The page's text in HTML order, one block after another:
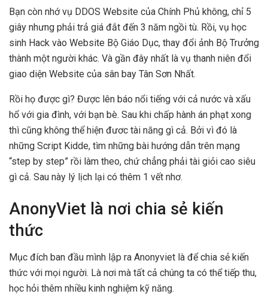
Bạn còn nhớ vụ DDOS Website của Chính Phủ không, chỉ 5
giây nhưng phải trả giá đắt đến 3 năm ngồi tù. Rồi, vụ học
sinh Hack vào Website Bộ Giáo Dục, thay đổi ảnh Bộ Trưởng
thành một người khác. Và gần đây nhất là vụ thanh niên đổi
giao diện Website của sân bay Tân Sơn Nhất.
Rồi họ được gì? Được lên báo nổi tiếng với cả nước và xấu
hổ với gia đình, với bạn bè. Sau khi chấp hành án phạt xong
thì cũng không thể hiện đươc tài năng gì cả. Bởi vì đó là
những Script Kidde, tìm những bài hướng dẫn trên mạng
“step by step” rồi làm theo, chứ chẳng phải tài giỏi cao siêu
gì cả. Sau này lý lịch lại có thêm 1 vết nhơ.
AnonyViet là nơi chia sẻ kiến
thức
Mục đích ban đầu mình lập ra Anonyviet là để chia sẻ kiến
thức với mọi người. Là nơi mà tất cả chúng ta có thể tiếp thu,
học hỏi thêm nhiều kinh nghiệm kỹ năng.